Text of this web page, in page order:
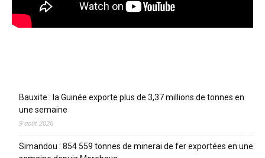
Bauxite : la Guinée exporte plus de 3,37 millions de tonnes en
une semaine
9 août 2026
Simandou : 854 559 tonnes de minerai de fer exportées en une